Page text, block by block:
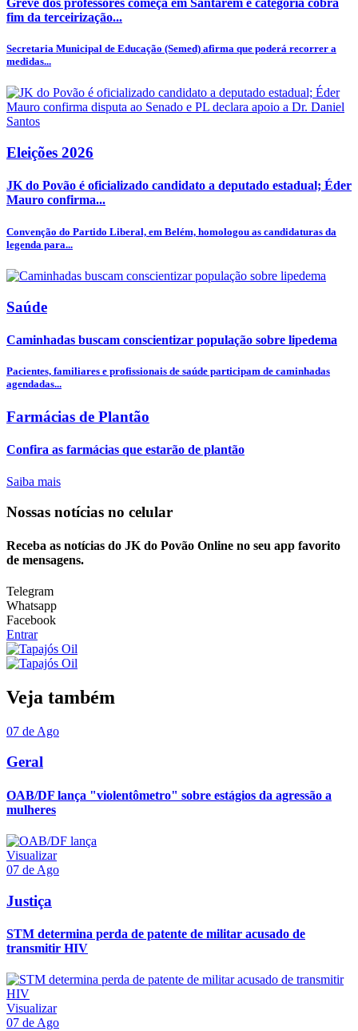
Greve dos professores começa em Santarém e categoria cobra
fim da terceirização...
Secretaria Municipal de Educação (Semed) afirma que poderá recorrer a
medidas...
Eleições 2026
JK do Povão é oficializado candidato a deputado estadual; Éder
Mauro confirma...
Convenção do Partido Liberal, em Belém, homologou as candidaturas da
legenda para...
Saúde
Caminhadas buscam conscientizar população sobre lipedema
Pacientes, familiares e profissionais de saúde participam de caminhadas
agendadas...
Farmácias de Plantão
Confira as farmácias que estarão de plantão
Saiba mais
Nossas notícias no celular
Receba as notícias do JK do Povão Online no seu app favorito
de mensagens.
Telegram
Whatsapp
Facebook
Entrar
Veja também
07 de Ago
Geral
OAB/DF lança "violentômetro" sobre estágios da agressão a
mulheres
Visualizar
07 de Ago
Justiça
STM determina perda de patente de militar acusado de
transmitir HIV
Visualizar
07 de Ago